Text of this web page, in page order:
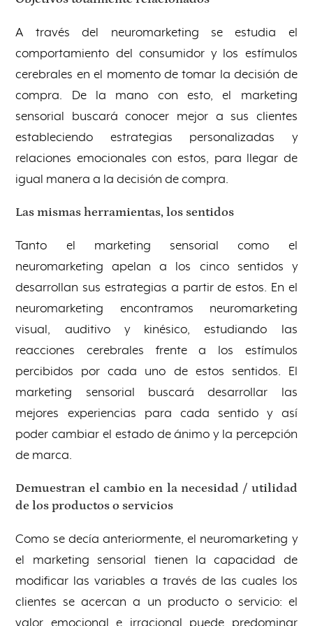
A través del neuromarketing se estudia el
comportamiento del consumidor y los estímulos
cerebrales en el momento de tomar la decisión de
compra. De la mano con esto, el marketing
sensorial buscará conocer mejor a sus clientes
estableciendo estrategias personalizadas y
relaciones emocionales con estos, para llegar de
igual manera a la decisión de compra.
Las mismas herramientas, los sentidos
Tanto el marketing sensorial como el
neuromarketing apelan a los cinco sentidos y
desarrollan sus estrategias a partir de estos. En el
neuromarketing encontramos neuromarketing
visual, auditivo y kinésico, estudiando las
reacciones cerebrales frente a los estímulos
percibidos por cada uno de estos sentidos. El
marketing sensorial buscará desarrollar las
mejores experiencias para cada sentido y así
poder cambiar el estado de ánimo y la percepción
de marca.
Demuestran el cambio en la necesidad / utilidad
de los productos o servicios
Como se decía anteriormente, el neuromarketing y
el marketing sensorial tienen la capacidad de
modificar las variables a través de las cuales los
clientes se acercan a un producto o servicio: el
valor emocional e irracional puede predominar